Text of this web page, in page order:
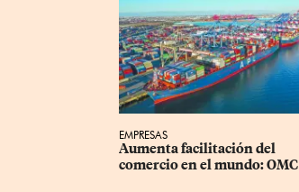
EMPRESAS
Aumenta facilitación del
comercio en el mundo: OMC